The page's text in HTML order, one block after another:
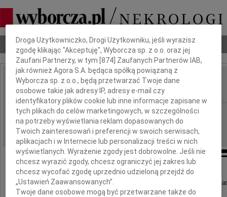
Nekrologi Odeszli Poradnik pogrzebowy
IMIĘ I NAZWISKO: Michał Mańczak
REGION: Wrocław
DATA EMISJI: 11.08.2020
Z głębokim żalem zawiadamiamy,
że dnia 6 sierpnia 2020 roku w wieku 73 lat
Dbamy o Twoją prywatność
Droga Użytkowniczko, Drogi Użytkowniku, jeśli wyrazisz
zgodę klikając "Akceptuję", Wyborcza sp. z o.o. oraz jej
Zaufani Partnerzy, w tym [874] Zaufanych Partnerów IAB,
jak również Agora S.A. będąca spółką powiązaną z
Wyborcza sp. z o.o., będą przetwarzać Twoje dane
osobowe takie jak adresy IP, adresy e-mail czy
identyfikatory plików cookie lub inne informacje zapisane w
tych plikach do celów marketingowych, w szczególności
na potrzeby wyświetlania reklam dopasowanych do
Twoich zainteresowań i preferencji w swoich serwisach,
aplikacjach i w Internecie lub personalizacji treści w nich
wyświetlanych. Wyrażenie zgody jest dobrowolne. Jeśli nie
chcesz wyrazić zgody, chcesz ograniczyć jej zakres lub
chcesz wycofać zgodę uprzednio udzieloną przejdź do
„Ustawień Zaawansowanych”.
Twoje dane osobowe mogą być przetwarzane także do